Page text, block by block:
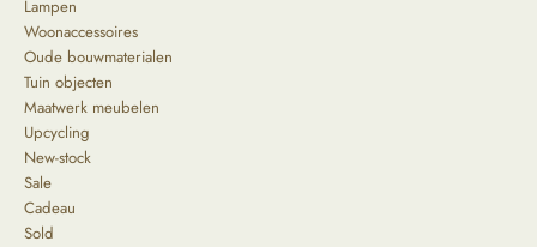
Lampen
Woonaccessoires
Oude bouwmaterialen
Tuin objecten
Maatwerk meubelen
Upcycling
New-stock
Sale
Cadeau
Sold